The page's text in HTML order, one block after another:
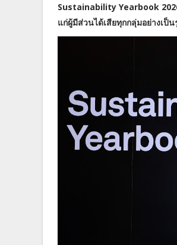
Sustainability Yearbook
แก่ผู้มีส่วนได้เสียทุกกลุ่มอย่างเป็